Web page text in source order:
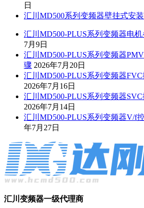
日
汇川MD500系列变频器壁挂式安
汇川MD500-PLUS系列变频器电
7月9日
汇川MD500-PLUS系列变频器
骤 2026年7月20日
汇川MD500-PLUS系列变频器
2026年7月16日
汇川MD500-PLUS系列变频器
2026年7月14日
汇川MD500-PLUS系列变频器V/f
年7月27日
汇川变频器一级代理商